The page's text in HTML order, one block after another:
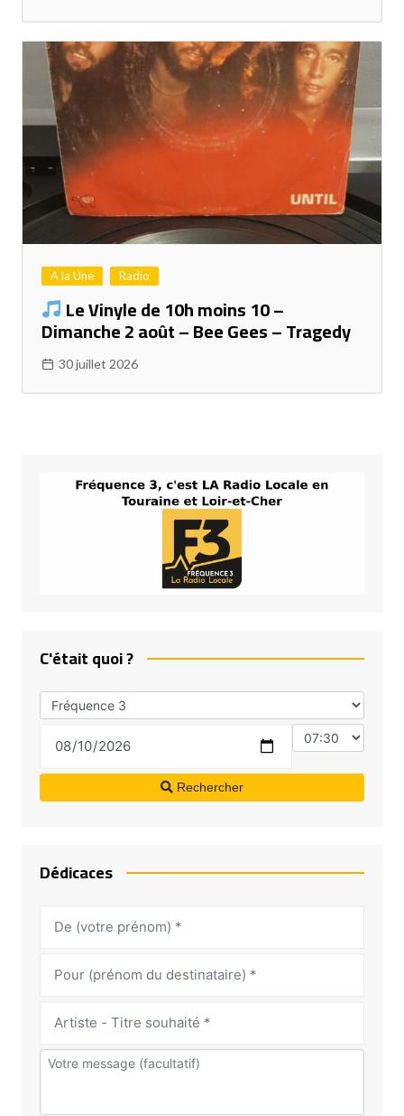
A la Une Radio
Le Vinyle de 10h moins 10 –
Dimanche 2 août – Bee Gees – Tragedy
30 juillet 2026
C'était quoi ?
Rechercher
Dédicaces